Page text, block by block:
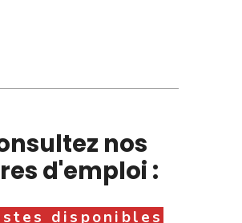
nos
d'emploi :
disponibles